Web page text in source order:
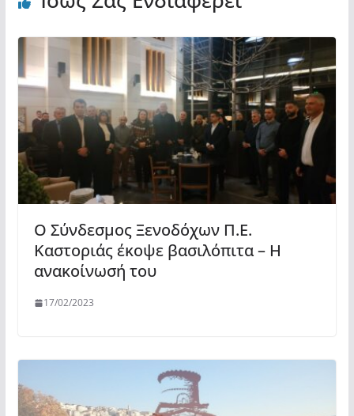
Ο Σύνδεσμος Ξενοδόχων Π.Ε.
Καστοριάς έκοψε βασιλόπιτα – Η
ανακοίνωσή του
17/02/2023